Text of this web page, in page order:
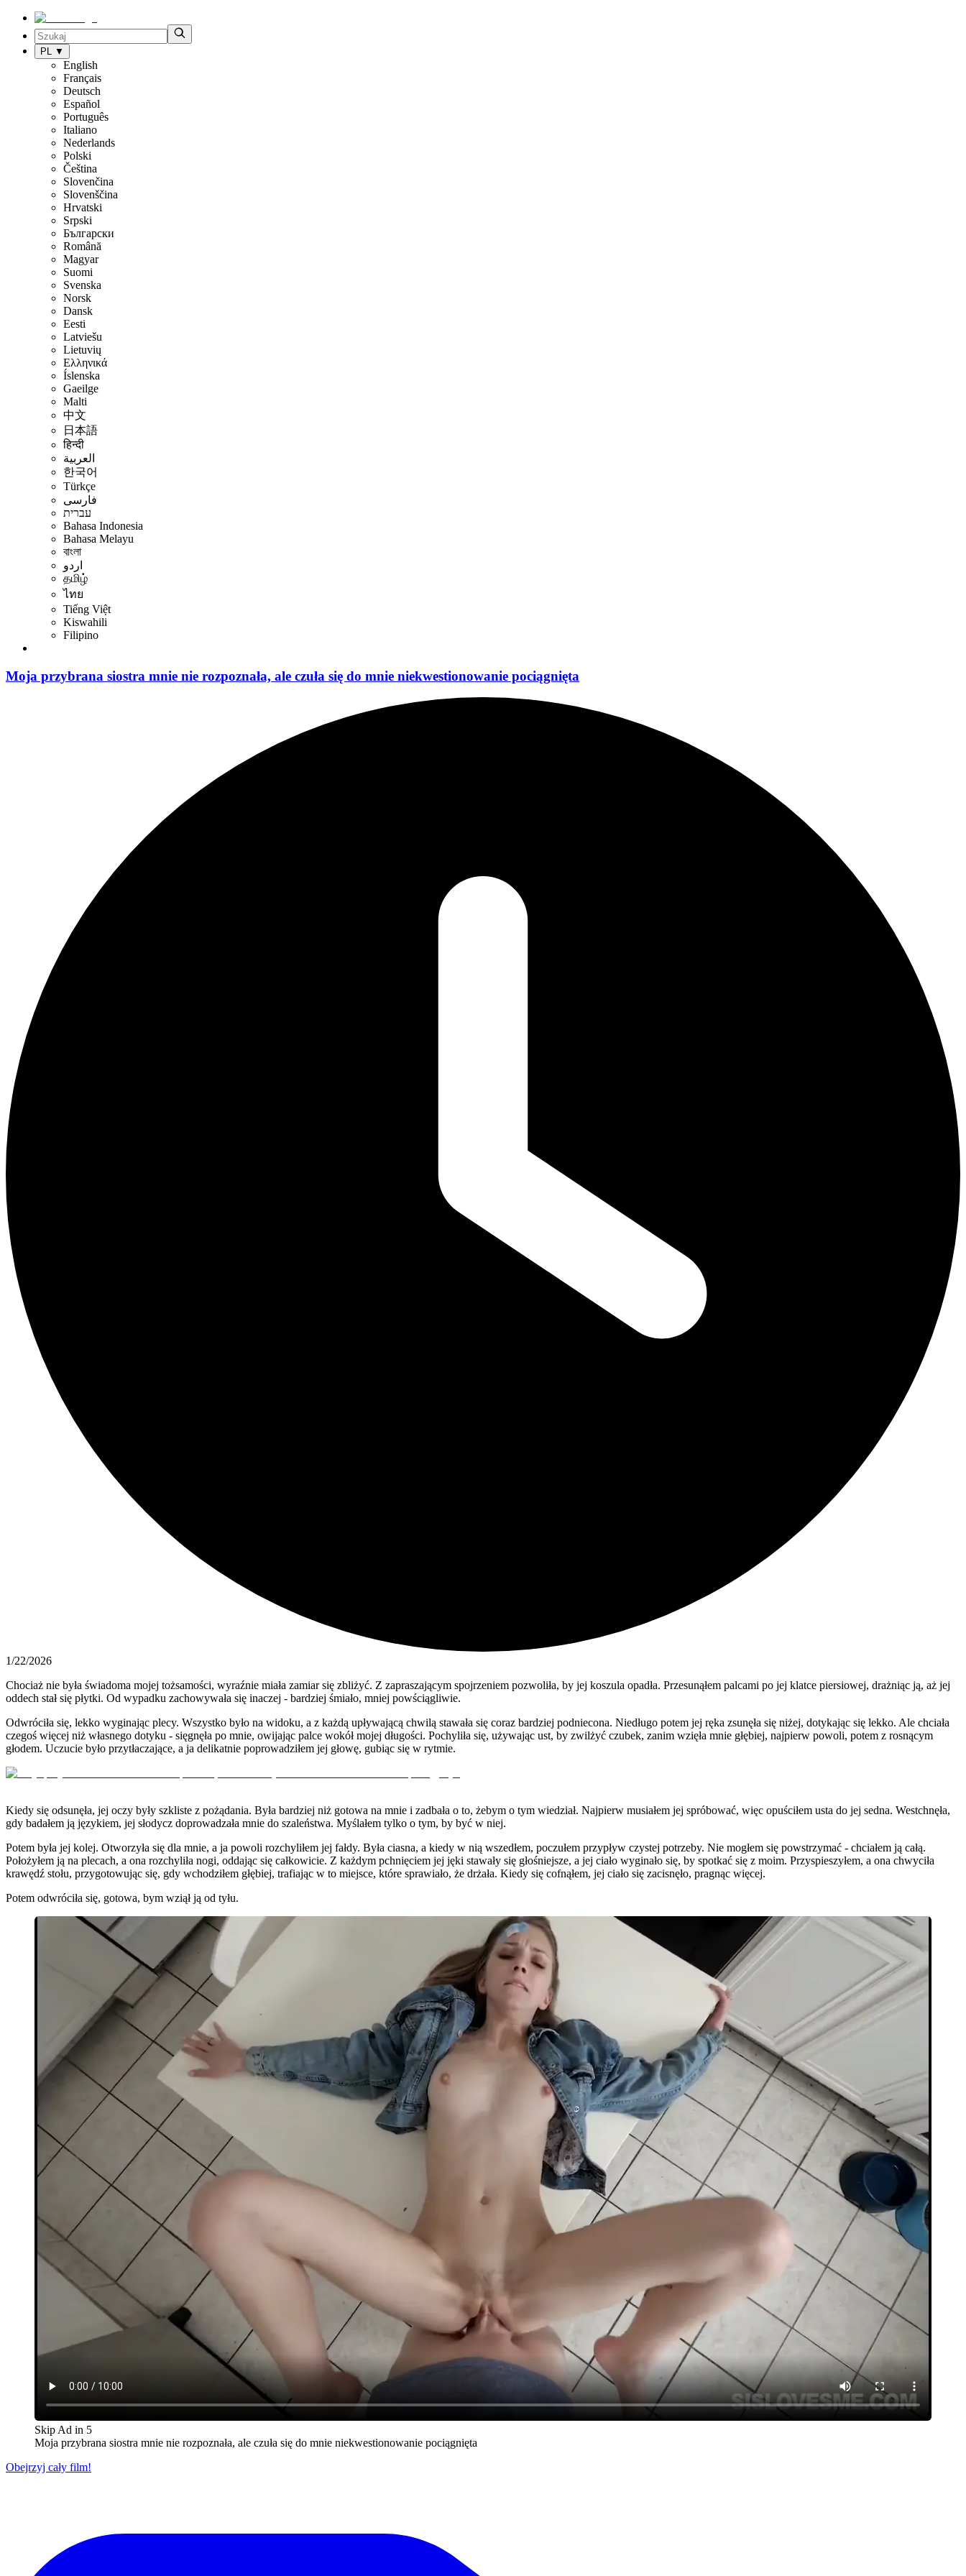
PL ▼
English
Français
Deutsch
Español
Português
Italiano
Nederlands
Polski
Čeština
Slovenčina
Slovenščina
Hrvatski
Srpski
Български
Română
Magyar
Suomi
Svenska
Norsk
Dansk
Eesti
Latviešu
Lietuvių
Ελληνικά
Íslenska
Gaeilge
Malti
中文
日本語
हिन्दी
العربية
한국어
Türkçe
فارسی
עברית
Bahasa Indonesia
Bahasa Melayu
বাংলা
اردو
தமிழ்
ไทย
Tiếng Việt
Kiswahili
Filipino
Moja przybrana siostra mnie nie rozpoznała, ale czuła się do mnie niekwestionowanie pociągnięta
1/22/2026
Chociaż nie była świadoma mojej tożsamości, wyraźnie miała zamiar się zbliżyć. Z zapraszającym spojrzeniem pozwoliła, by jej koszula opadła. Przesunąłem palcami po jej klatce piersiowej, drażniąc ją, aż jej
oddech stał się płytki. Od wypadku zachowywała się inaczej - bardziej śmiało, mniej powściągliwie.
Odwróciła się, lekko wyginając plecy. Wszystko było na widoku, a z każdą upływającą chwilą stawała się coraz bardziej podniecona. Niedługo potem jej ręka zsunęła się niżej, dotykając się lekko. Ale chciała
czegoś więcej niż własnego dotyku - sięgnęła po mnie, owijając palce wokół mojej długości. Pochyliła się, używając ust, by zwilżyć czubek, zanim wzięła mnie głębiej, najpierw powoli, potem z rosnącym
głodem. Uczucie było przytłaczające, a ja delikatnie poprowadziłem jej głowę, gubiąc się w rytmie.
Kiedy się odsunęła, jej oczy były szkliste z pożądania. Była bardziej niż gotowa na mnie i zadbała o to, żebym o tym wiedział. Najpierw musiałem jej spróbować, więc opuściłem usta do jej sedna. Westchnęła,
gdy badałem ją językiem, jej słodycz doprowadzała mnie do szaleństwa. Myślałem tylko o tym, by być w niej.
Potem była jej kolej. Otworzyła się dla mnie, a ja powoli rozchyliłem jej fałdy. Była ciasna, a kiedy w nią wszedłem, poczułem przypływ czystej potrzeby. Nie mogłem się powstrzymać - chciałem ją całą.
Położyłem ją na plecach, a ona rozchyliła nogi, oddając się całkowicie. Z każdym pchnięciem jej jęki stawały się głośniejsze, a jej ciało wyginało się, by spotkać się z moim. Przyspieszyłem, a ona chwyciła
krawędź stołu, przygotowując się, gdy wchodziłem głębiej, trafiając w to miejsce, które sprawiało, że drżała. Kiedy się cofnąłem, jej ciało się zacisnęło, pragnąc więcej.
Potem odwróciła się, gotowa, bym wziął ją od tyłu.
Skip Ad in 5
Moja przybrana siostra mnie nie rozpoznała, ale czuła się do mnie niekwestionowanie pociągnięta
Obejrzyj cały film!